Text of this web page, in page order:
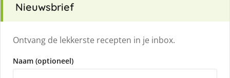
Nieuwsbrief
Ontvang de lekkerste recepten in je inbox.
Naam (optioneel)